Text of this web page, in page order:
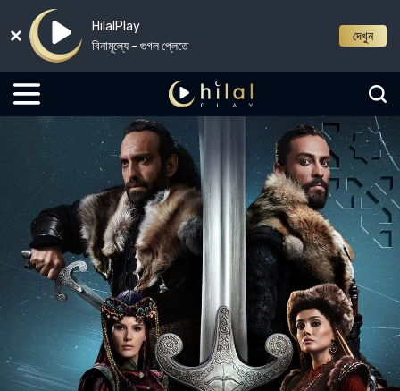
HilalPlay
বিনামূল্যে - গুগল প্লেতে
দেখুন